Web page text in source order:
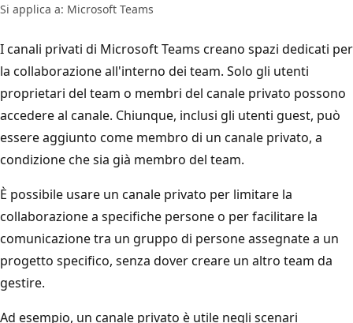
Si applica a: Microsoft Teams
I canali privati di Microsoft Teams creano spazi dedicati per
la collaborazione all'interno dei team. Solo gli utenti
proprietari del team o membri del canale privato possono
accedere al canale. Chiunque, inclusi gli utenti guest, può
essere aggiunto come membro di un canale privato, a
condizione che sia già membro del team.
È possibile usare un canale privato per limitare la
collaborazione a specifiche persone o per facilitare la
comunicazione tra un gruppo di persone assegnate a un
progetto specifico, senza dover creare un altro team da
gestire.
Ad esempio, un canale privato è utile negli scenari